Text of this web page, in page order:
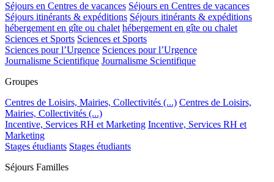
Séjours en Centres de vacances Séjours en Centres de vacances
Séjours itinérants & expéditions Séjours itinérants & expéditions
hébergement en gîte ou chalet hébergement en gîte ou chalet
Sciences et Sports Sciences et Sports
Sciences pour l’Urgence Sciences pour l’Urgence
Journalisme Scientifique Journalisme Scientifique
Groupes
Centres de Loisirs, Mairies, Collectivités (...) Centres de Loisirs,
Mairies, Collectivités (...)
Incentive, Services RH et Marketing Incentive, Services RH et
Marketing
Stages étudiants Stages étudiants
Séjours Familles